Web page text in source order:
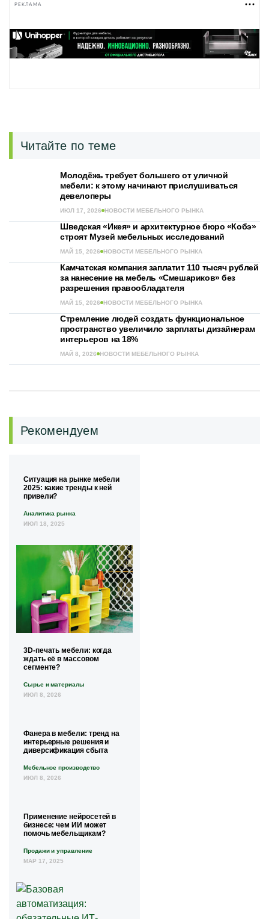
РЕКЛАМА
Читайте по теме
Молодёжь требует большего от уличной
мебели: к этому начинают прислушиваться
девелоперы
ИЮЛ 17, 2026 НОВОСТИ МЕБЕЛЬНОГО РЫНКА
Шведская «Икея» и архитектурное бюро «Кобэ»
строят Музей мебельных исследований
МАЙ 15, 2026 НОВОСТИ МЕБЕЛЬНОГО РЫНКА
Камчатская компания заплатит 110 тысяч рублей
за нанесение на мебель «Смешариков» без
разрешения правообладателя
МАЙ 15, 2026 НОВОСТИ МЕБЕЛЬНОГО РЫНКА
Стремление людей создать функциональное
пространство увеличило зарплаты дизайнерам
интерьеров на 18%
МАЙ 8, 2026 НОВОСТИ МЕБЕЛЬНОГО РЫНКА
Рекомендуем
Ситуация на рынке мебели
2025: какие тренды к ней
привели?
Аналитика рынка
ИЮЛ 18, 2025
3D-печать мебели: когда
ждать её в массовом
сегменте?
Сырье и материалы
ИЮЛ 8, 2026
Фанера в мебели: тренд на
интерьерные решения и
диверсификация сбыта
Мебельное производство
ИЮЛ 8, 2026
Применение нейросетей в
бизнесе: чем ИИ может
помочь мебельщикам?
Продажи и управление
МАР 17, 2025